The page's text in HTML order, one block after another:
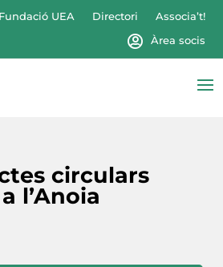
Fundació UEA Directori
Associa’t!
Àrea socis
circulars
l’Anoia